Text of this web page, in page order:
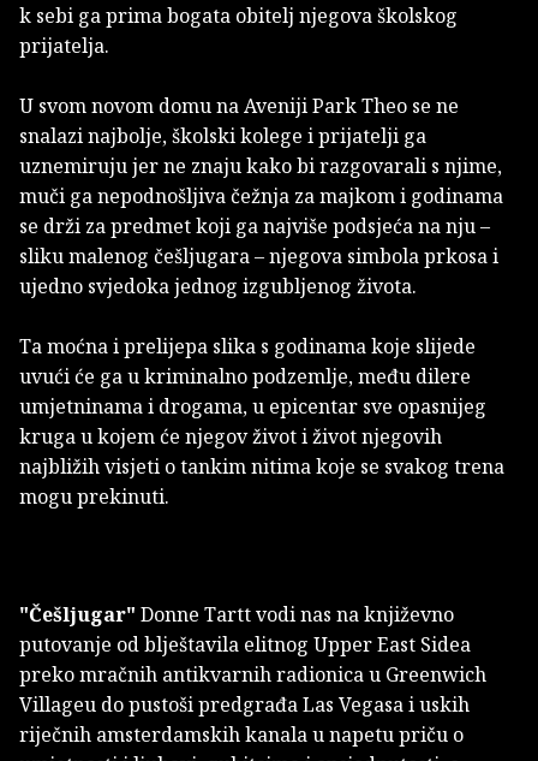
k sebi ga prima bogata obitelj njegova školskog
prijatelja.
U svom novom domu na Aveniji Park Theo se ne
snalazi najbolje, školski kolege i prijatelji ga
uznemiruju jer ne znaju kako bi razgovarali s njime,
muči ga nepodnošljiva čežnja za majkom i godinama
se drži za predmet koji ga najviše podsjeća na nju –
sliku malenog češljugara – njegova simbola prkosa i
ujedno svjedoka jednog izgubljenog života.
Ta moćna i prelijepa slika s godinama koje slijede
uvući će ga u kriminalno podzemlje, među dilere
umjetninama i drogama, u epicentar sve opasnijeg
kruga u kojem će njegov život i život njegovih
najbližih visjeti o tankim nitima koje se svakog trena
mogu prekinuti.
"Češljugar" Donne Tartt vodi nas na književno
putovanje od blještavila elitnog Upper East Sidea
preko mračnih antikvarnih radionica u Greenwich
Villageu do pustoši predgrađa Las Vegasa i uskih
riječnih amsterdamskih kanala u napetu priču o